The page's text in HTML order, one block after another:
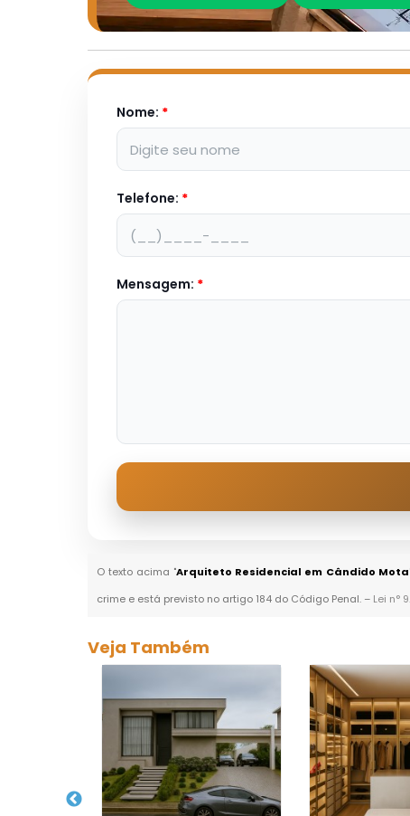
Nome: *
Telefone: *
Mensagem: *
O texto acima "Arquiteto Residencial em Cândido Mota
crime e está previsto no artigo 184 do Código Penal. – Lei n°
Veja Também